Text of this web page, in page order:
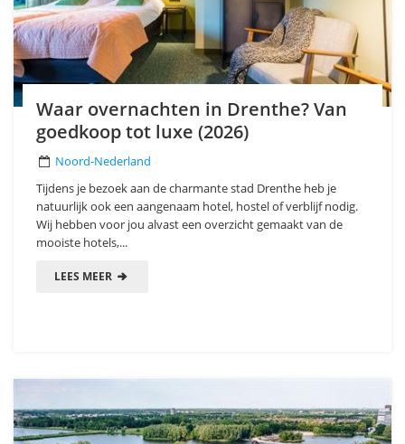
Waar overnachten in Drenthe? Van
goedkoop tot luxe (2026)
Noord-Nederland
Tijdens je bezoek aan de charmante stad Drenthe heb je
natuurlijk ook een aangenaam hotel, hostel of verblijf nodig.
Wij hebben voor jou alvast een overzicht gemaakt van de
mooiste hotels,...
LEES MEER